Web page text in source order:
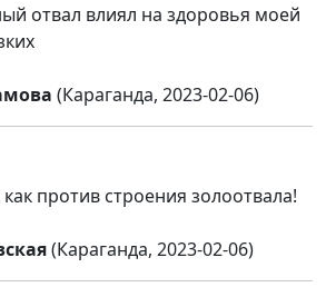
отвал влиял на здоровья моей
(Караганда, 2023-02-06)
против строения золоотвала!
(Караганда, 2023-02-06)